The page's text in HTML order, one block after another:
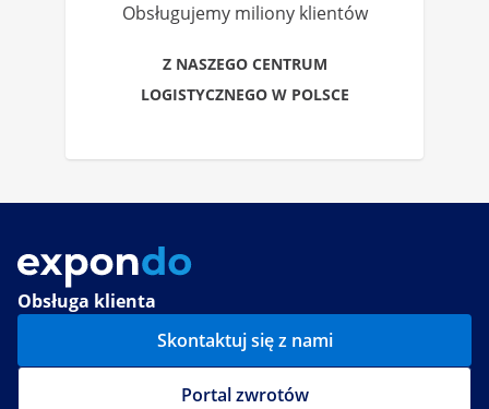
Obsługujemy miliony klientów
Z NASZEGO CENTRUM
LOGISTYCZNEGO W POLSCE
Obsługa klienta
Skontaktuj się z nami
Portal zwrotów